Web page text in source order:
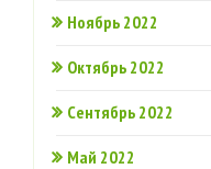
Ноябрь 2022
Октябрь 2022
Сентябрь 2022
Май 2022